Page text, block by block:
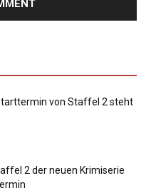
von Staffel 2 steht
2 der neuen Krimiserie